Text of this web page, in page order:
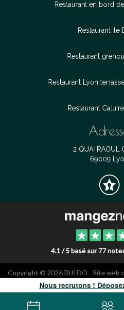
Restaurant en bord
Restaurant ile
Restaurant
Restaurant Lyon
Restaurant
2 QUAI RAOUL
69009
4.1 / 5 basé sur 77
Copyright © 2026 BULDO - Site web
légales
Nous recrutons !